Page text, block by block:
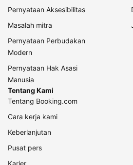
Pernyataan Aksesibilitas
Masalah mitra
Pernyataan Perbudakan
Modern
Pernyataan Hak Asasi
Manusia
Tentang Kami
Tentang Booking.com
Cara kerja kami
Keberlanjutan
Pusat pers
Karier